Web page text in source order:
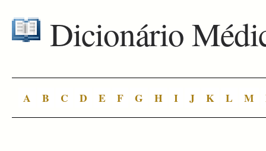
Dicionário
A B C D E F G H I J K L M